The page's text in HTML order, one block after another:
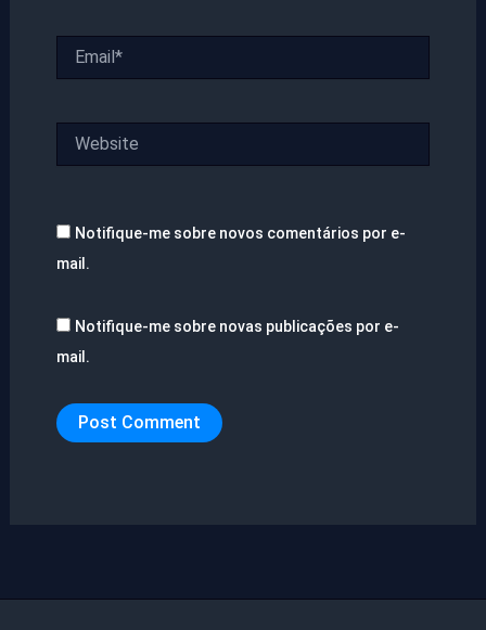
Notifique-me sobre novos comentários por e-
mail.
Notifique-me sobre novas publicações por e-
mail.